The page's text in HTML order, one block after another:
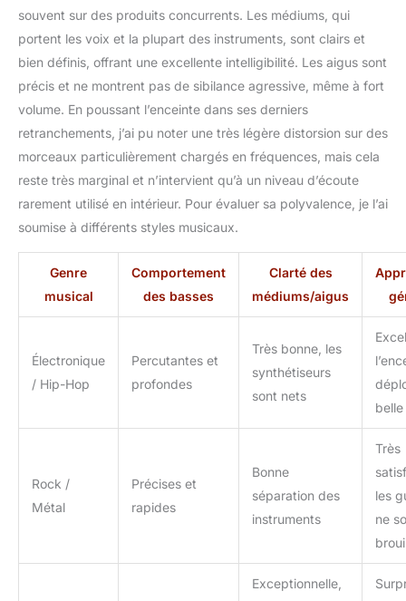
souvent sur des produits concurrents. Les médiums, qui
portent les voix et la plupart des instruments, sont clairs et
bien définis, offrant une excellente intelligibilité. Les aigus sont
précis et ne montrent pas de sibilance agressive, même à fort
volume. En poussant l’enceinte dans ses derniers
retranchements, j’ai pu noter une très légère distorsion sur des
morceaux particulièrement chargés en fréquences, mais cela
reste très marginal et n’intervient qu’à un niveau d’écoute
rarement utilisé en intérieur. Pour évaluer sa polyvalence, je l’ai
soumise à différents styles musicaux.
Genre
musical
Comportement
des basses
Clarté des
médiums/aigus
Électronique
/ Hip-Hop
Percutantes et
profondes
Très bonne, les
synthétiseurs
sont nets
Rock /
Métal
Précises et
rapides
Bonne
séparation des
instruments
Très
les
ne
Exceptionnelle,